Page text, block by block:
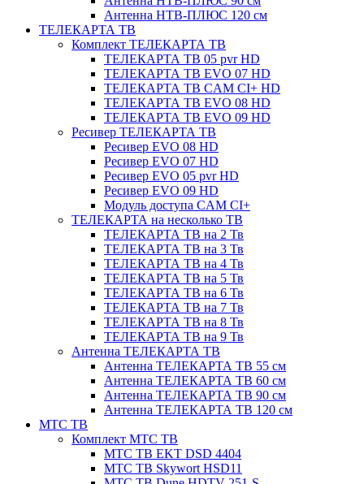
Антенна НТВ-ПЛЮС 120 см
ТЕЛЕКАРТА ТВ
Комплект ТЕЛЕКАРТА ТВ
ТЕЛЕКАРТА ТВ 05 pvr HD
ТЕЛЕКАРТА ТВ EVO 07 HD
ТЕЛЕКАРТА ТВ CAM CI+ HD
ТЕЛЕКАРТА ТВ EVO 08 HD
ТЕЛЕКАРТА ТВ EVO 09 HD
Ресивер ТЕЛЕКАРТА ТВ
Ресивер EVO 08 HD
Ресивер EVO 07 HD
Ресивер EVO 05 pvr HD
Ресивер EVO 09 HD
Модуль доступа CAM CI+
ТЕЛЕКАРТА на несколько ТВ
ТЕЛЕКАРТА ТВ на 2 Тв
ТЕЛЕКАРТА ТВ на 3 Тв
ТЕЛЕКАРТА ТВ на 4 Тв
ТЕЛЕКАРТА ТВ на 5 Тв
ТЕЛЕКАРТА ТВ на 6 Тв
ТЕЛЕКАРТА ТВ на 7 Тв
ТЕЛЕКАРТА ТВ на 8 Тв
ТЕЛЕКАРТА ТВ на 9 Тв
Антенна ТЕЛЕКАРТА ТВ
Антенна ТЕЛЕКАРТА ТВ 55 см
Антенна ТЕЛЕКАРТА ТВ 60 см
Антенна ТЕЛЕКАРТА ТВ 90 см
Антенна ТЕЛЕКАРТА ТВ 120 см
МТС ТВ
Комплект МТС ТВ
МТС ТВ EKT DSD 4404
МТС ТВ Skywort HSD11